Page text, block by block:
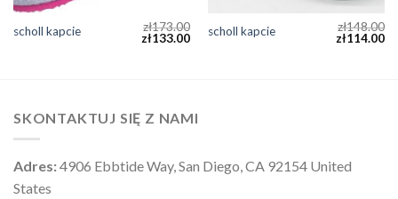
scholl kapcie zł173.00
zł133.00 scholl kapcie zł148.00
zł114.00
SKONTAKTUJ SIĘ Z NAMI
Adres:4906 Ebbtide Way, San Diego, CA 92154 United
States